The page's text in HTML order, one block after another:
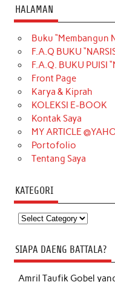
HALAMAN
Buku “Membangun
F.A.Q BUKU
F.A.Q. BUKU PUISI
Front Page
Karya & Kiprah
KOLEKSI E-BOOK
Kontak Saya
MY ARTICLE
Portofolio
Tentang Saya
KATEGORI
Kategori
SIAPA DAENG BATTALA?
Amril Taufik Gobel